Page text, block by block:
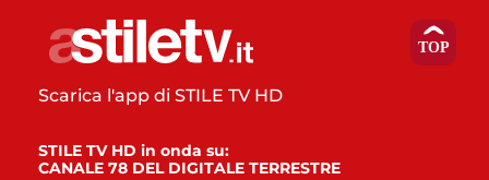
Scarica l'app di STILE TV HD
STILE TV HD in onda su:
CANALE 78 DEL DIGITALE TERRESTRE